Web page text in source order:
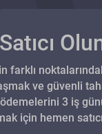
Satıcı
farklı
ve güvenli
3 iş
için hemen